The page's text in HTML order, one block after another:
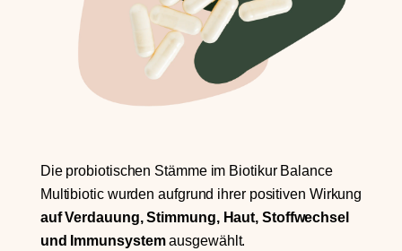
Die probiotischen Stämme im Biotikur Balance
Multibiotic wurden aufgrund ihrer positiven Wirkung
auf Verdauung, Stimmung, Haut, Stoffwechsel
und Immunsystemausgewählt.